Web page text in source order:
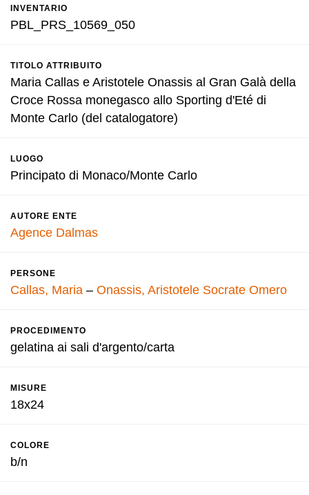
INVENTARIO
PBL_PRS_10569_050
TITOLO ATTRIBUITO
Maria Callas e Aristotele Onassis al Gran Galà della
Croce Rossa monegasco allo Sporting d'Eté di
Monte Carlo (del catalogatore)
LUOGO
Principato di Monaco/Monte Carlo
AUTORE ENTE
Agence Dalmas
PERSONE
Callas, Maria – Onassis, Aristotele Socrate Omero
PROCEDIMENTO
gelatina ai sali d'argento/carta
MISURE
18x24
COLORE
b/n